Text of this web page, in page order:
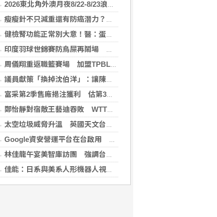
2026東北角外澳月夜8/22-8/23浪漫登場！ 感受一「夏」東北角夜的浪漫！
瘦瘦針不只減重還有防癌潛力？臺大醫揭肥胖族群用藥 肥胖相關癌症風險降
健檢腎功能正常別大意！醫：蛋白尿異常恐是洗腎警訊
印度羽球世錦賽防鳥屎再鬧場 花逾6千萬翻新場館
周儀翔重返職籃賽場 加盟TPBL新北國王
議員獻策「換掉沈伯洋」：讓陳時中再輸一次
富采第2季售廠挹注獲利 估第3季營收下滑
鄭怡靜對宿敵王藝迪吞敗 WTT橫濱冠軍戰止步16強
太空垃圾威脅升溫 英國天文台緊盯4.6萬塊碎片
Google資安營運平台在台啟用 滿足資料落地需求
林佳龍午宴美智庫訪團 強調台灣是不可或缺夥伴
佳能：日系與美系人形機器人視覺模組 下半年出貨